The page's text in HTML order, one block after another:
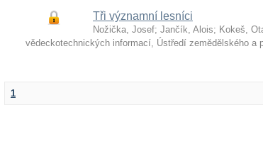
Tři významní lesníci
Nožička, Josef; Jančík, Alois; Kokeš,
vědeckotechnických informací, Ústředí zemědělského a
1